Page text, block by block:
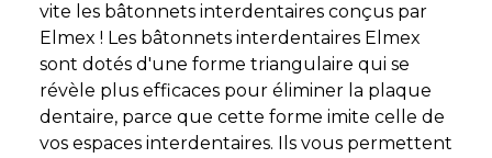
vite les bâtonnets interdentaires conçus par
Elmex ! Les bâtonnets interdentaires Elmex
sont dotés d'une forme triangulaire qui se
révèle plus efficaces pour éliminer la plaque
dentaire, parce que cette forme imite celle de
vos espaces interdentaires. Ils vous permettent